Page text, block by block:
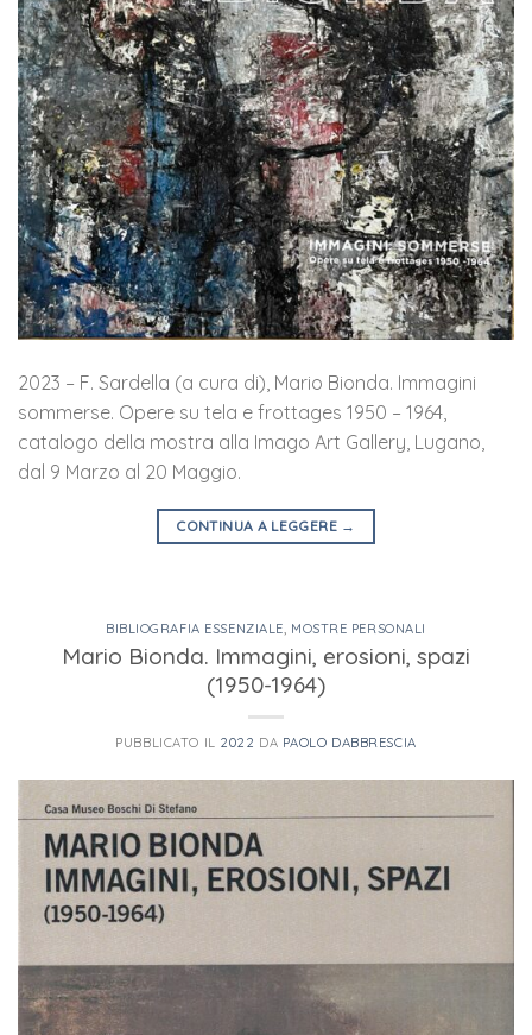
2023 – F. Sardella (a cura di), Mario Bionda. Immagini
sommerse. Opere su tela e frottages 1950 – 1964,
catalogo della mostra alla Imago Art Gallery, Lugano,
dal 9 Marzo al 20 Maggio.
CONTINUA A LEGGERE →
BIBLIOGRAFIA ESSENZIALE MOSTRE PERSONALI
Mario Bionda. Immagini, erosioni, spazi
(1950-1964)
PUBBLICATO IL 2022 DA PAOLO DABBRESCIA